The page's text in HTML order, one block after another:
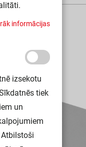
rāk informācijas
izsekotu
tiek
un